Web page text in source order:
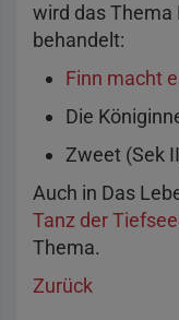
wird das
behandelt:
Finn macht
Die
Zweet (Sek
Auch in Das
Tanz der
Thema.
Zurück